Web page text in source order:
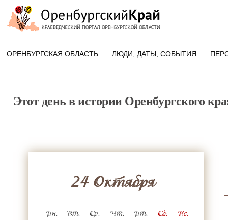
ОРЕНБУРГСКАЯ ОБЛАСТЬ ЛЮДИ, ДАТЫ, CОБЫТИЯ
ПАМЯТНЫЕ ДАТЫ
Этот день в истории Оренбургского
24 Октября
Пн. Вт. Ср. Чт. Пт. Сб. Вс.